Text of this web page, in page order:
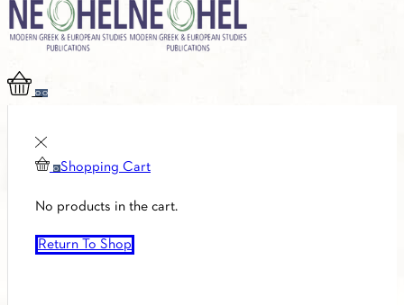
00
0 Shopping Cart
No products in the cart.
Return To Shop